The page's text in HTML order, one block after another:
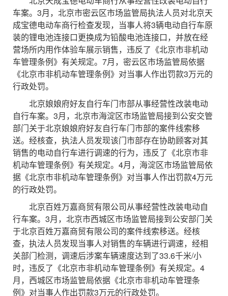
车案。3月，北京市密云区市场监管局执法人员对北京天
成宝德电动车商行检查发现，当事人将3辆电动自行车原
装的锂电池连接口更换成为铅酸电池连接口，并放在经
营场所内用作体验车展示销售，违反了《北京市非机动
车管理条例》有关规定。7月，密云区市场监管局依据
《北京市非机动车管理条例》对当事人作出罚款3万元的
行政处罚。
北京娘娘府好友自行车门市部从事经营性改装电动
自行车案。3月，北京市海淀区市场监管局接到公安交管
部门关于北京娘娘府好友自行车门市部的案件线索移
送。经核查，执法人员发现该门市部存在协助顾客对其
销售的电动自行车进行调速的行为，违反了《北京市非
机动车管理条例》有关规定。4月，海淀区市场监管局依
据《北京市非机动车管理条例》对当事人作出罚款4万元
的行政处罚。
北京百姓万嘉商贸有限公司从事经营性改装电动自
行车案。3月，北京市西城区市场监管局接到公安部门关
于北京百姓万嘉商贸有限公司的案件线索移送。经核
查，执法人员发现当事人对销售的车辆进行调速，经相
关部门检测，调速后涉案车辆速度达到了33.6千米/小
时，违反了《北京市非机动车管理条例》有关规定。4
月，西城区市场监管局依据《北京市非机动车管理条
例》对当事人作出罚款3万元的行政处罚。